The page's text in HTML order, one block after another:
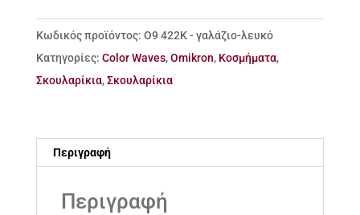
ασήμι
925
κύμα
με
Κωδικός προϊόντος: Ο9 422Κ - γαλάζιο-λευκό
Κατηγορίες: Color Waves,Omikron, Κοσμήματα,
Σκουλαρίκια,Σκουλαρίκια
Περιγραφή
Περιγραφή